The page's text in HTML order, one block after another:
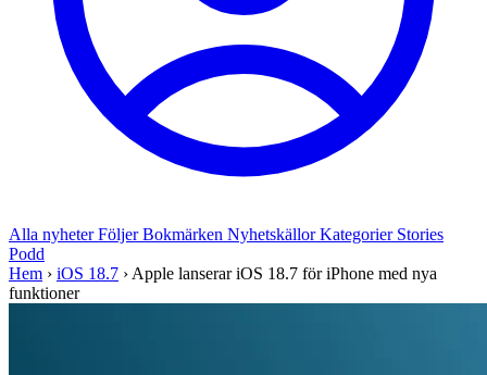
Alla nyheterFöljerBokmärken NyhetskällorKategorier Stories
Podd
Hem › iOS 18.7 › Apple lanserar iOS 18.7 för iPhone med nya
funktioner